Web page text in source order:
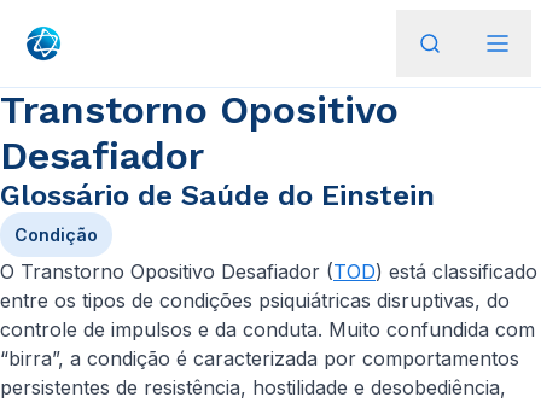
Transtorno Opositivo
Desafiador
Glossário de Saúde do Einstein
Condição
O Transtorno Opositivo Desafiador (TOD) está classificado
entre os tipos de condições psiquiátricas disruptivas, do
controle de impulsos e da conduta. Muito confundida com
“birra”, a condição é caracterizada por comportamentos
persistentes de resistência, hostilidade e desobediência,